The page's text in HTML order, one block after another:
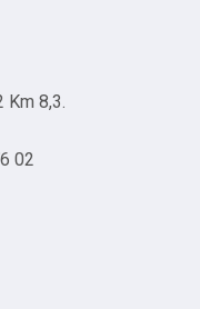
Km 8,3.
02